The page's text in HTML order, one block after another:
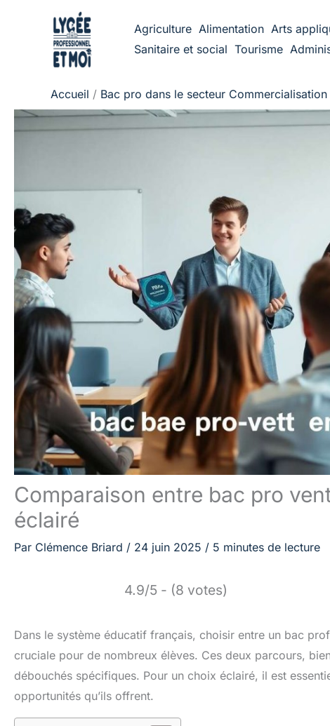
Agriculture Alimentation Arts
Sanitaire et social Tourisme
Accueil Bac pro dans le secteur
Comparaison entre bac pro
éclairé
Par Clémence Briard / 24 juin 2025 / 5 minutes de lecture
4.9/5 - (8 votes)
Dans le système éducatif français, choisir entre un bac
cruciale pour de nombreux élèves. Ces deux parcours,
débouchés spécifiques. Pour un choix éclairé, il est
opportunités qu’ils offrent.